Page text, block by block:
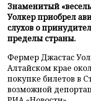
Знаменитый
Уолкер приобрел
слухов о
пределы страны.
Фермер Джастас
Алтайском крае
покупке билетов в
возможной